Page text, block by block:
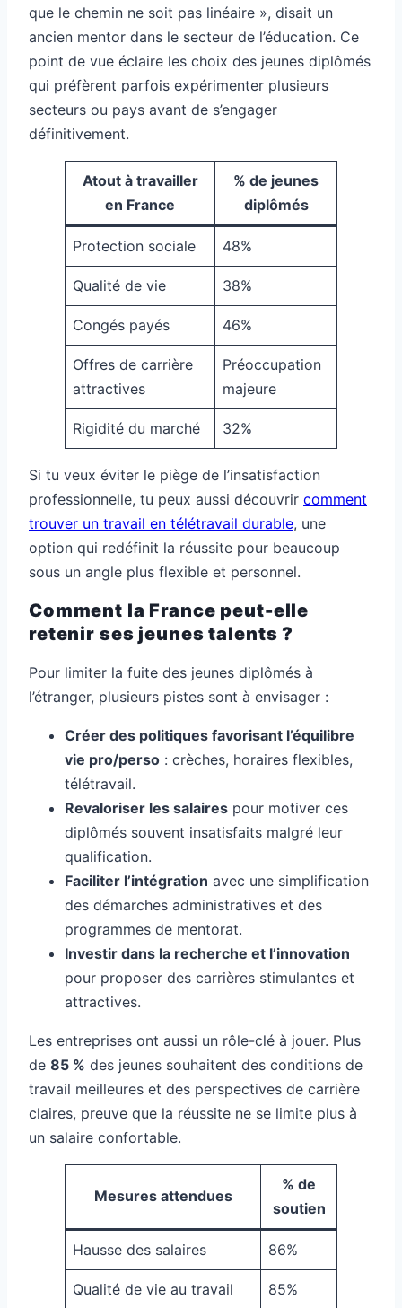
que le chemin ne soit pas linéaire », disait un
ancien mentor dans le secteur de l’éducation. Ce
point de vue éclaire les choix des jeunes diplômés
qui préfèrent parfois expérimenter plusieurs
secteurs ou pays avant de s’engager
définitivement.
Atout à travailler
en France
% de jeunes
diplômés
Protection sociale 48%
Qualité de vie 38%
Congés payés 46%
Offres de carrière
attractives
Préoccupation
majeure
Rigidité du marché 32%
Si tu veux éviter le piège de l’insatisfaction
professionnelle, tu peux aussi découvrir comment
trouver un travail en télétravail durable, une
option qui redéfinit la réussite pour beaucoup
sous un angle plus flexible et personnel.
Comment la France peut-elle
retenir ses jeunes talents ?
Pour limiter la fuite des jeunes diplômés à
l’étranger, plusieurs pistes sont à envisager :
Créer des politiques favorisant l’équilibre
vie pro/perso : crèches, horaires flexibles,
télétravail.
Revaloriser les salaires pour motiver ces
diplômés souvent insatisfaits malgré leur
qualification.
Faciliter l’intégration avec une simplification
des démarches administratives et des
programmes de mentorat.
Investir dans la recherche et l’innovation
pour proposer des carrières stimulantes et
attractives.
Les entreprises ont aussi un rôle-clé à jouer. Plus
de 85 % des jeunes souhaitent des conditions de
travail meilleures et des perspectives de carrière
claires, preuve que la réussite ne se limite plus à
un salaire confortable.
Mesures attendues
% de
soutien
Hausse des salaires 86%
Qualité de vie au travail 85%